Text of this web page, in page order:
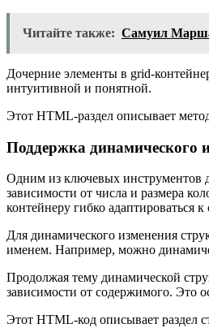
Читайте также: Самуил
Дочерние элементы в grid-
интуитивной и понятной.
Этот HTML-раздел описывает
Поддержка динамического
Одним из ключевых инструментов
зависимости от числа и размера
контейнеру гибко адаптироваться
Для динамического изменения
именем. Например, можно
Продолжая тему динамической
зависимости от содержимого. Это
Этот HTML-код описывает раздел